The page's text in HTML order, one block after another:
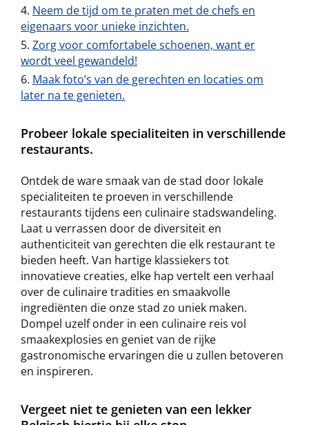
Neem de tijd om te praten met de chefs en
eigenaars voor unieke inzichten.
Zorg voor comfortabele schoenen, want er
wordt veel gewandeld!
Maak foto’s van de gerechten en locaties om
later na te genieten.
Probeer lokale specialiteiten in verschillende
restaurants.
Ontdek de ware smaak van de stad door lokale
specialiteiten te proeven in verschillende
restaurants tijdens een culinaire stadswandeling.
Laat u verrassen door de diversiteit en
authenticiteit van gerechten die elk restaurant te
bieden heeft. Van hartige klassiekers tot
innovatieve creaties, elke hap vertelt een verhaal
over de culinaire tradities en smaakvolle
ingrediënten die onze stad zo uniek maken.
Dompel uzelf onder in een culinaire reis vol
smaakexplosies en geniet van de rijke
gastronomische ervaringen die u zullen betoveren
en inspireren.
Vergeet niet te genieten van een lekker